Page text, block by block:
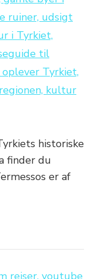
historiske
finder du
er af